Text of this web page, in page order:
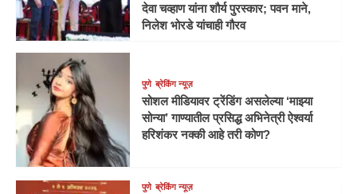
देवा चव्हाण यांना शौर्य पुरस्कार; पवन माने,
निलेश भोरडे यांचाही गौरव
पुणे ब्रेकिंग न्यूज़
सोशल मीडियावर ट्रेंडिंग असलेल्या ‘माझ्या
सोन्या’ गाण्यातील प्रसिद्ध अभिनेत्री ऐश्वर्या
हरिशंकर नक्की आहे तरी कोण?
पुणे ब्रेकिंग न्यूज़